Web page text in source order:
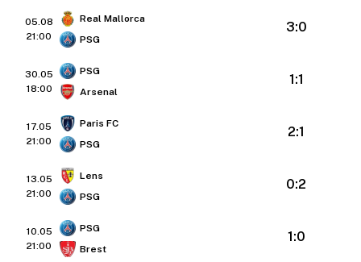
05.08
21:00
Real Mallorca
PSG
3:0
30.05
18:00
PSG
Arsenal
1:1
17.05
21:00
Paris FC
PSG
2:1
13.05
21:00
Lens
PSG
0:2
10.05
21:00
PSG
Brest
1:0